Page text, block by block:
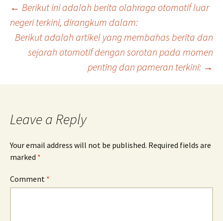
Post
navigation
← Berikut ini adalah berita olahraga otomotif luar
negeri terkini, dirangkum dalam:
Berikut adalah artikel yang membahas berita dan
sejarah otomotif dengan sorotan pada momen
penting dan pameran terkini: →
Leave a Reply
Your email address will not be published. Required fields are
marked *
Comment *